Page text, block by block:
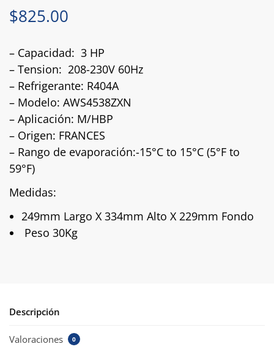
$825.00
– Capacidad: 3 HP
– Tension: 208-230V 60Hz
– Refrigerante: R404A
– Modelo: AWS4538ZXN
– Aplicación: M/HBP
– Origen: FRANCES
– Rango de evaporación:-15°C to 15°C (5°F to
59°F)
Medidas:
249mm Largo X 334mm Alto X 229mm Fondo
Peso 30Kg
Descripción
Valoraciones 0